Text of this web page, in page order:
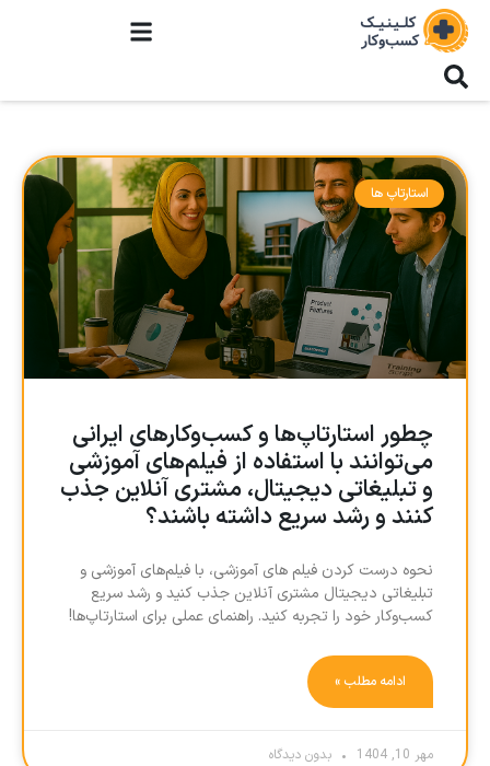
استارتاپ ها
چطور استارتاپ‌ها و کسب‌وکارهای ایرانی
می‌توانند با استفاده از فیلم‌های آموزشی
و تبلیغاتی دیجیتال، مشتری آنلاین جذب
کنند و رشد سریع داشته باشند؟
نحوه درست کردن فیلم های آموزشی، با فیلم‌های آموزشی و
تبلیغاتی دیجیتال مشتری آنلاین جذب کنید و رشد سریع
کسب‌وکار خود را تجربه کنید. راهنمای عملی برای استارتاپ‌ها!
ادامه مطلب »
مهر 10, 1404 بدون دیدگاه